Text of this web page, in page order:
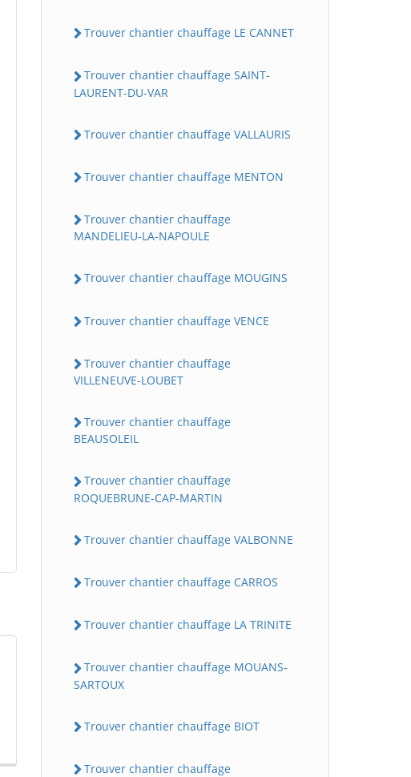
Trouver chantier chauffage LE CANNET
Trouver chantier chauffage SAINT-
LAURENT-DU-VAR
Trouver chantier chauffage VALLAURIS
Trouver chantier chauffage MENTON
Trouver chantier chauffage
MANDELIEU-LA-NAPOULE
Trouver chantier chauffage MOUGINS
Trouver chantier chauffage VENCE
Trouver chantier chauffage
VILLENEUVE-LOUBET
Trouver chantier chauffage
BEAUSOLEIL
Trouver chantier chauffage
ROQUEBRUNE-CAP-MARTIN
Trouver chantier chauffage VALBONNE
Trouver chantier chauffage CARROS
Trouver chantier chauffage LA TRINITE
Trouver chantier chauffage MOUANS-
SARTOUX
Trouver chantier chauffage BIOT
Trouver chantier chauffage